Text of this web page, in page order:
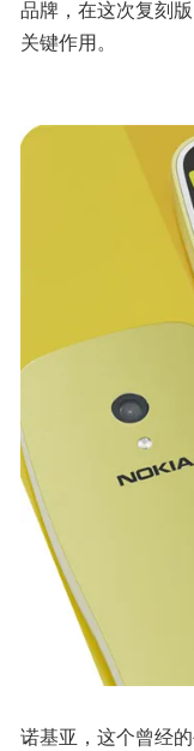
品牌，在这次复刻
关键作用。
诺基亚，这个曾经